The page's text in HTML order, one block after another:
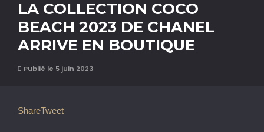
LA COLLECTION COCO
BEACH 2023 DE CHANEL
ARRIVE EN BOUTIQUE
Publié le 5 juin 2023
ShareTweet